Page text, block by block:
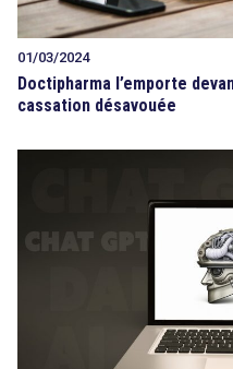
01/03/2024
Doctipharma l’emporte
cassation désavouée